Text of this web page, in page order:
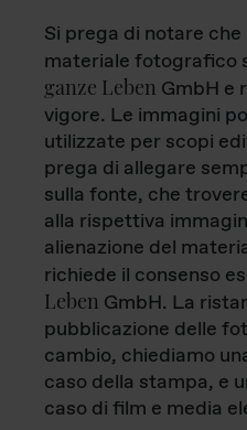
Si prega di notare
materiale fotografico
ganze Leben GmbH e
vigore. Le immagini
utilizzate per scopi
prega di allegare
sulla fonte, che
alla rispettiva
alienazione del
richiede il consenso
Leben GmbH. La
pubblicazione delle
cambio, chiediamo
caso della stampa, e
caso di film e media